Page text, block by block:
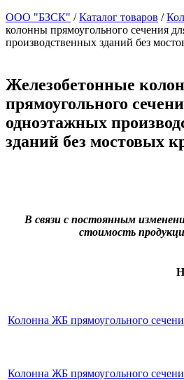
ООО "БЗСК" /Каталог товаров /
колонны прямоугольного сечения
производственных зданий без
Железобетонные
прямоугольного
одноэтажных
зданий без мостовых
В связи с постоянным
стоимость
Колонна ЖБ прямоугольного
Колонна ЖБ прямоугольного